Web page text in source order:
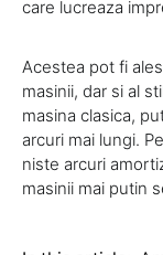
care lucreaza
Acestea pot fi
masinii, dar si al
masina clasica,
arcuri mai lungi.
niste arcuri
masinii mai putin